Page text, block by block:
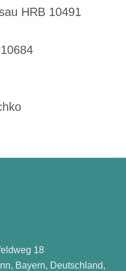
HRB 10491
18
Bayern, Deutschland,